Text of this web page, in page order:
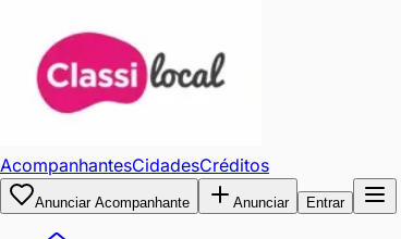
AcompanhantesCidadesCréditos
Anunciar Acompanhante Anunciar Entrar